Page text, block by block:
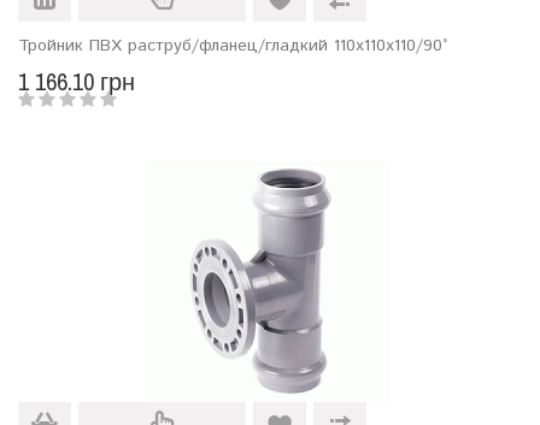
Тройник ПВХ раструб/фланец/гладкий 110х110х110/90°
1 166.10 грн